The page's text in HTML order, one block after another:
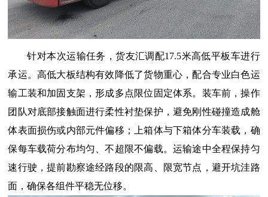
针对本次运输任务，货友汇调配17.5米高低平板车进行
承运。高低大板结构有效降低了货物重心，配合专业白色运
输工装和加固支架，形成多点限位固定体系。装车前，操作
团队对底部接触面进行柔性衬垫保护，避免刚性碰撞造成舱
体表面损伤或内部元件偏移；上箱体与下箱体分车装载，确
保每车载荷分布均匀、不超限不偏载。运输途中全程保持匀
速行驶，提前勘察途经路段的限高、限宽节点，避开坑洼路
面，确保各组件平稳无位移。